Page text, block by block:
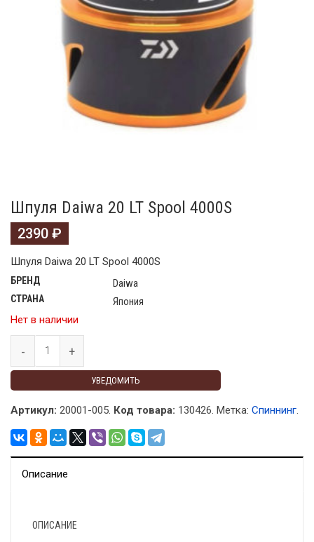
Шпуля Daiwa 20 LT Spool 4000S
2390 ₽
Шпуля Daiwa 20 LT Spool 4000S
БРЕНД Daiwa
СТРАНА
Япония
Нет в наличии
УВЕДОМИТЬ
Артикул: 20001-005. Код товара: 130426. Метка: Спиннинг.
Описание
ОПИСАНИЕ